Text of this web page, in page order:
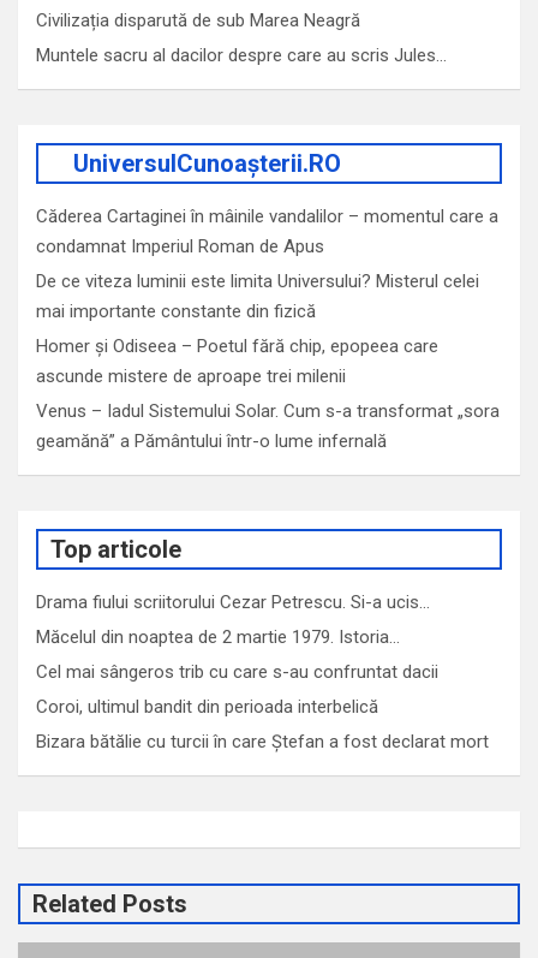
Civilizația disparută de sub Marea Neagră
Muntele sacru al dacilor despre care au scris Jules…
UniversulCunoașterii.RO
Căderea Cartaginei în mâinile vandalilor – momentul care a
condamnat Imperiul Roman de Apus
De ce viteza luminii este limita Universului? Misterul celei
mai importante constante din fizică
Homer și Odiseea – Poetul fără chip, epopeea care
ascunde mistere de aproape trei milenii
Venus – Iadul Sistemului Solar. Cum s-a transformat „sora
geamănă” a Pământului într-o lume infernală
Top articole
Drama fiului scriitorului Cezar Petrescu. Si-a ucis…
Măcelul din noaptea de 2 martie 1979. Istoria…
Cel mai sângeros trib cu care s-au confruntat dacii
Coroi, ultimul bandit din perioada interbelică
Bizara bătălie cu turcii în care Ștefan a fost declarat mort
Related Posts